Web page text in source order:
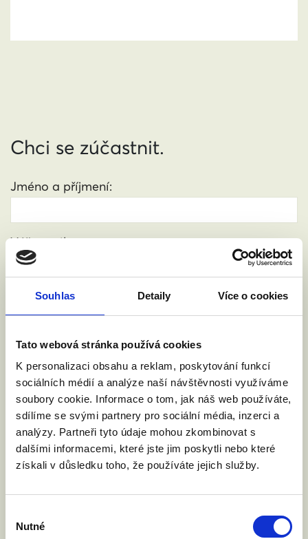
Souhlas Detaily Více o cookies
Tato webová stránka používá cookies
K personalizaci obsahu a reklam, poskytování funkcí
sociálních médií a analýze naší návštěvnosti využíváme
soubory cookie. Informace o tom, jak náš web používáte,
sdílíme se svými partnery pro sociální média, inzerci a
analýzy. Partneři tyto údaje mohou zkombinovat s
dalšími informacemi, které jste jim poskytli nebo které
získali v důsledku toho, že používáte jejich služby.
souhlasu
Nutné
Chci se zúčastnit.
Jméno a příjmení:
Váš email:
Kde žijete?
Přijdu s doprovodem.
Souhlasím se zpracováním osobních údajů podle
zákona č. 101/2000 Sb.Přečíst